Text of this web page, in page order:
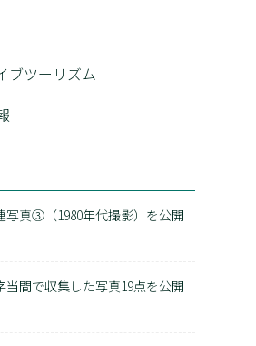
ブツーリズム
写真③（1980年代撮影）を公開
当間で収集した写真19点を公開